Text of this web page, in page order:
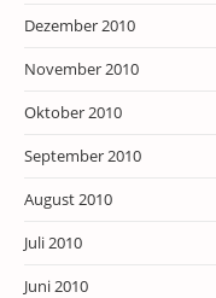
Dezember 2010
November 2010
Oktober 2010
September 2010
August 2010
Juli 2010
Juni 2010